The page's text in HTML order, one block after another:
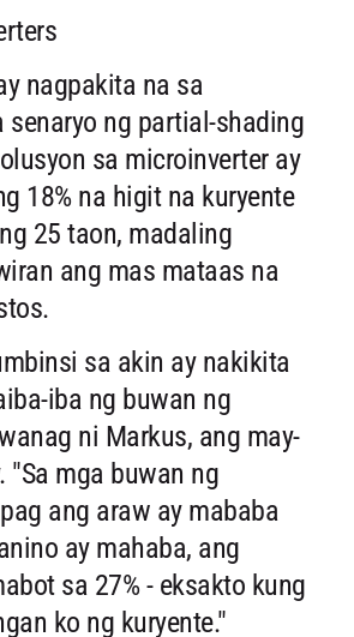
nagpakita na sa
senaryo ng partial-shading
sa microinverter ay
18% na higit na kuryente
25 taon, madaling
ang mas mataas na
sa akin ay nakikita
iba ng buwan ng
ni Markus, ang may-
"Sa mga buwan ng
ang araw ay mababa
ay mahaba, ang
sa 27% - eksakto kung
ko ng kuryente."